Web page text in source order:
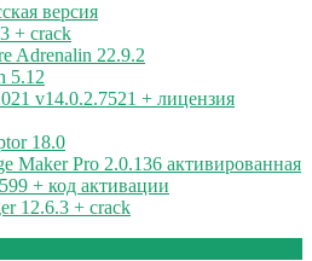
версия
+ crack
Adrenalin 22.9.2
5.12
v14.0.2.7521 + лицензия
18.0
Maker Pro 2.0.136 активированная
+ код активации
12.6.3 + crack